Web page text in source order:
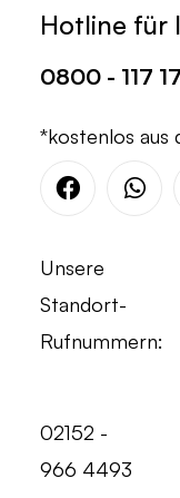
Hotline für
0800 - 117
*kostenlos aus
Facebook
Unsere
Standort-
Rufnummern:
02152 -
966 4493